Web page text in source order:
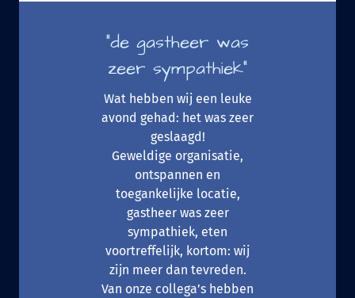
"de gastheer was
zeer sympathiek"
Wat hebben wij een leuke
avond gehad: het was zeer
geslaagd!
Geweldige organisatie,
ontspannen en
toegankelijke locatie,
gastheer was zeer
sympathiek, eten
voortreffelijk, kortom: wij
zijn meer dan tevreden.
Van onze collega’s hebben